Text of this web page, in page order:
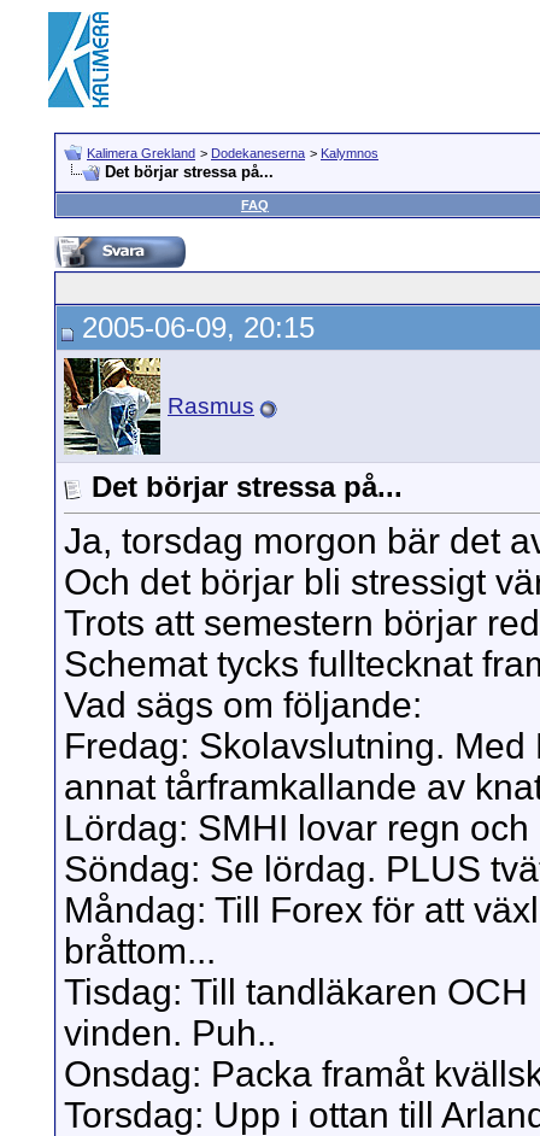
Kalimera Grekland > Dodekaneserna > Kalymnos
Det börjar stressa på...
FAQ
2005-06-09, 20:15
Rasmus
Det börjar stressa på...
Ja, torsdag morgon bär det
Och det börjar bli stressigt
Trots att semestern börjar
Schemat tycks fulltecknat
Vad sägs om följande:
Fredag: Skolavslutning.
annat tårframkallande av
Lördag: SMHI lovar regn
Söndag: Se lördag. PLUS
Måndag: Till Forex för att
bråttom...
Tisdag: Till tandläkaren
vinden. Puh..
Onsdag: Packa framåt
Torsdag: Upp i ottan till